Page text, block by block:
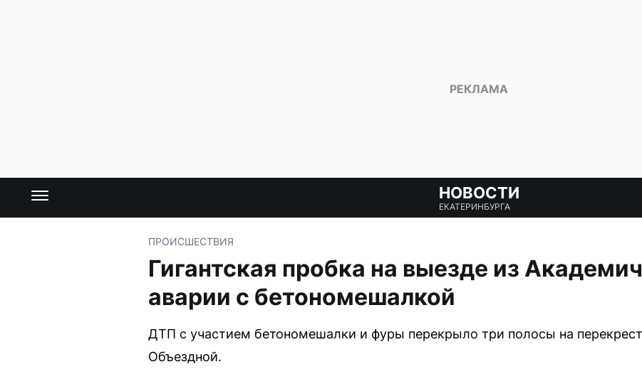
НОВОСТИ
ЕКАТЕРИНБУРГА
ПРОИСШЕСТВИЯ
Гигантская пробка на выезде из
аварии с бетономешалкой
ДТП с участием бетономешалки и фуры перекрыло три полосы на
Объездной.